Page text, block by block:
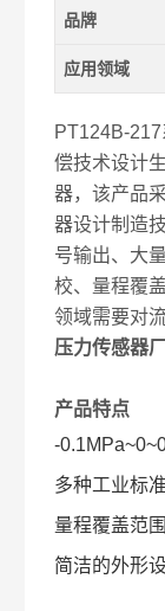
品牌
应用领域
PT124B-
偿技术设计
器，该产品
器设计制造
号输出、大
校、量程覆
领域需要对
压力传感器
产品特点
-
多种工业标
量程覆盖范
简洁的外形